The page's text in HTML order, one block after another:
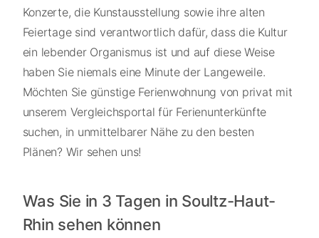
Konzerte, die Kunstausstellung sowie ihre alten
Feiertage sind verantwortlich dafür, dass die Kultur
ein lebender Organismus ist und auf diese Weise
haben Sie niemals eine Minute der Langeweile.
Möchten Sie günstige Ferienwohnung von privat mit
unserem Vergleichsportal für Ferienunterkünfte
suchen, in unmittelbarer Nähe zu den besten
Plänen? Wir sehen uns!
Was Sie in 3 Tagen in Soultz-Haut-
Rhin sehen können